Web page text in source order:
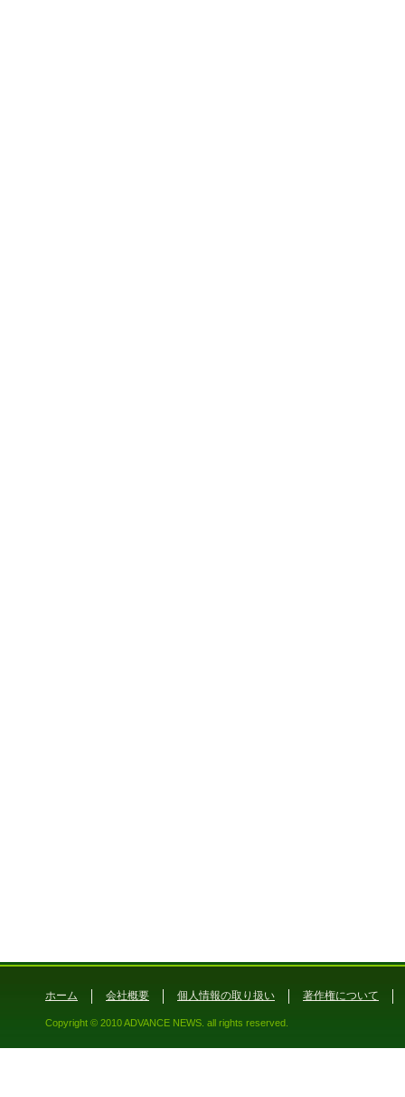
ホーム 会社概要 個人情報の取り扱い 著作権について
Copyright © 2010 ADVANCE NEWS. all rights reserved.